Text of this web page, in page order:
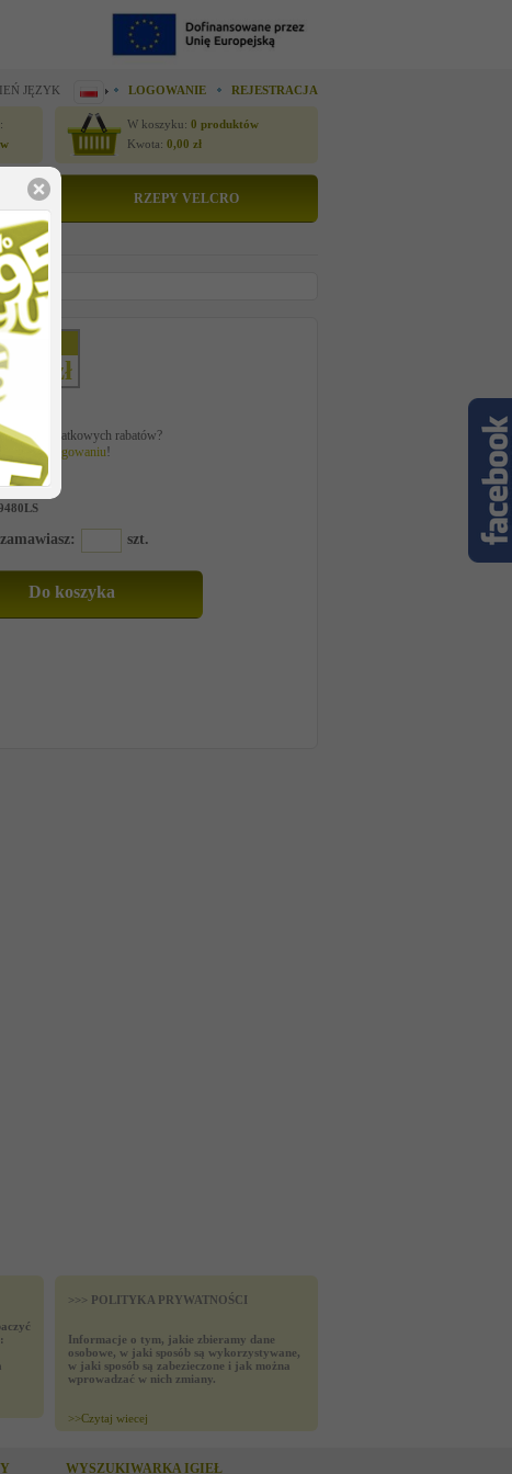
JĘZYK LOGOWANIE REJESTRACJA
W koszyku: 0 produktów
Kwota: 0,00 zł
RZEPY VELCRO
netto
zł
z dodatkowych rabatów?
pozalogowaniu!
szt.
>>> POLITYKA PRYWATNOŚCI
Informacje o tym, jakie zbieramy dane
osobowe, w jaki sposób są wykorzystywane,
w jaki sposób są zabezieczone i jak można
wprowadzać w nich zmiany.
>>Czytaj wiecej
WYSZUKIWARKA IGIEŁ